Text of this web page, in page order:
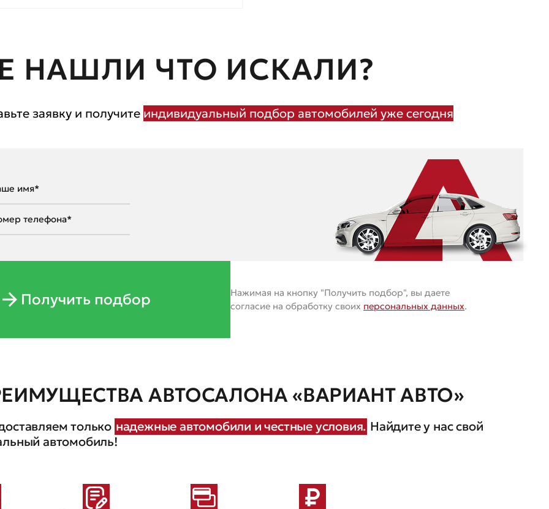
НАШЛИ ЧТО ИСКАЛИ?
заявку и получите индивидуальный подбор автомобилей уже сегодня
Получить подбор
Нажимая на кнопку "Получить подбор", вы даете
согласие на обработку своих персональных данных.
АВТОСАЛОНА «ВАРИАНТ АВТО»
только надежные автомобили и честные условия. Найдите у нас свой
автомобиль!